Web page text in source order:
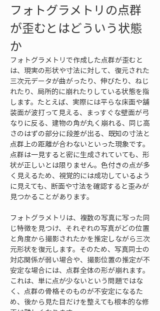
フォトグラメトリの点群
が歪むとはどういう状態
か
フォトグラメトリで作成した点群が歪むと
は、現実の形状や寸法に対して、復元された
三次元データが曲がったり、伸びたり、ねじ
れたり、局所的に崩れたりしている状態を指
します。たとえば、実際には平らな床面や舗
装面が波打って見える、まっすぐな壁面が弓
なりに反る、建物の角が丸く崩れる、同じ高
さのはずの部分に段差が出る、既知の寸法と
点群上の距離が合わないといった現象です。
点群は一見すると密に生成されていても、形
状が正しいとは限りません。色付きの点が多
く見えるため、視覚的には成功しているよう
に見えても、断面や寸法を確認すると歪みが
見つかることがあります。
フォトグラメトリは、複数の写真に写った同
じ特徴を見つけ、それぞれの写真がどの位置
と角度から撮影されたかを推定しながら三次
元形状を復元します。そのため、写真同士の
対応関係が弱い場合や、撮影位置の推定が不
安定な場合には、点群全体の形が崩れます。
これは、単に点が少ないという問題ではな
く、点群の骨格そのものが不安定になるた
め、後から見た目だけを整えても根本的な修